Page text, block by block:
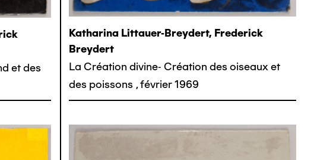
et des
Katharina Littauer-Breydert, Frederick
Breydert
La Création divine- Création des oiseaux et
des poissons ,février 1969